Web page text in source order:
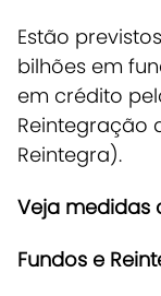
Estão
bilhões em
em crédito
Reintegração
Reintegra).
Veja medidas
Fundos e